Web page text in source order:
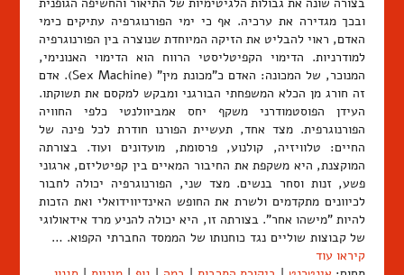
ובכך מגדירה את ערכיה. אף כי ימי הפורנוגרפיה עתיקים כימי
האדם, ראוי להבליט את הזיקה המיוחדת שנוצרה בין הפורנוגרפיה
למודרניות. הדימוי הקפיטליסטי הרווח הוא הדימוי האנונימי,
המנוכר, של המכונה: האדם כ"מכונת מין" (Sex Machine). אדם
זה חורג מן הכלא המשפחתי הבורגני ומבקש למקסם את תשוקתו.
העידן הפוסטמודרני משקף יחס אמביוולנטי כלפי החוויה
הפורנוגרפית. מצד אחד, תעשיית הפורנו חודרת לכל פינה של
החיים: טלוויזיה, קולנוע, פרסומת, מועדונים ועוד. בצורתה
המוקצנת, היא משקפת את החיבור המאיים בין קפיטליזם, ארגוני
פשע, זנות וסחר בנשים. מצד שני, הפורנוגרפיה יכולה לחבור
לכיוונים מתקדמים ולשרת את החופש האינדיווידואלי ואת הזכות
להיות "מישהו אחר". בצורתה זו, היא יכולה להניע מרד אידאולוגי
של קבוצות שוליים נגד כוחנותו של הממסד החברתי הקפוא. …
קיראו עוד